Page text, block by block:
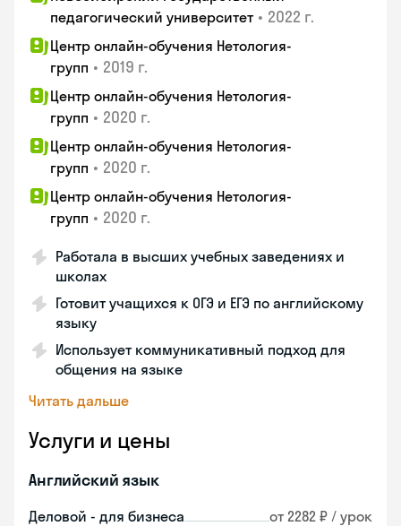
педагогический университет • 2022 г.
Центр онлайн-обучения Нетология-
групп • 2019 г.
Центр онлайн-обучения Нетология-
групп • 2020 г.
Центр онлайн-обучения Нетология-
групп • 2020 г.
Центр онлайн-обучения Нетология-
групп • 2020 г.
Работала в высших учебных заведениях и
школах
Готовит учащихся к ОГЭ и ЕГЭ по английскому
языку
Использует коммуникативный подход для
общения на языке
Читать дальше
Услуги и цены
Английский язык
Деловой - для бизнеса от 2282 ₽ / урок